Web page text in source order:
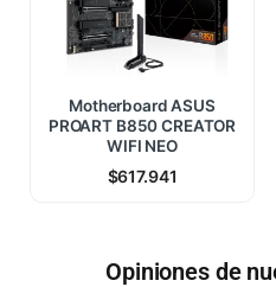
Motherboard ASUS
PROART B850 CREATOR
WIFI NEO
$617.941
Opiniones de